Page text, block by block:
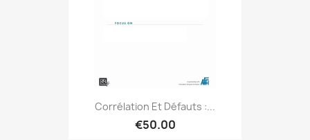
Corrélation Et Défauts :...
€50.00